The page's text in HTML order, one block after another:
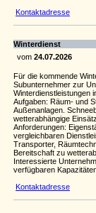
Kontaktadresse
Winterdienst
vom 24.07.2026
Für die kommende
Subunternehmer zur
Winterdienstleistungen
Aufgaben: Räum- und
Außenanlagen.
wetterabhängige
Anforderungen:
vergleichbaren
Transporter,
Bereitschaft zu
Interessierte
verfügbaren
Kontaktadresse